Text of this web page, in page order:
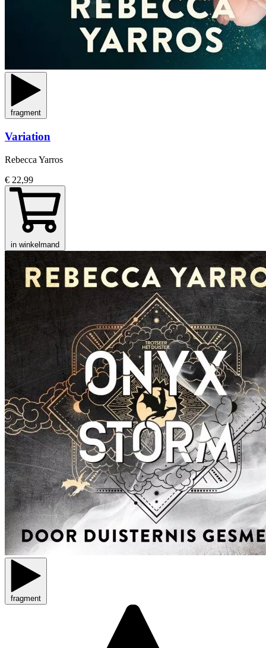
fragment
Variation
Rebecca Yarros
€ 22,99
in winkelmand
fragment